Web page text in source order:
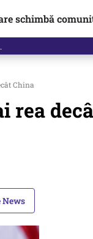
schimbă
China
rea
News